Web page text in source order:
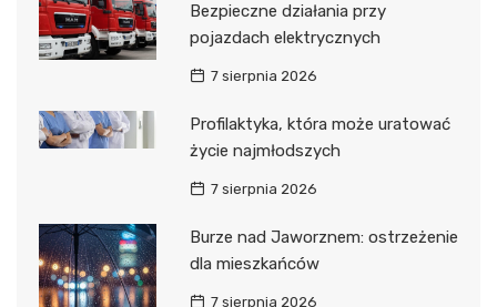
Bezpieczne działania przy
pojazdach elektrycznych
7 sierpnia 2026
Profilaktyka, która może uratować
życie najmłodszych
7 sierpnia 2026
Burze nad Jaworznem: ostrzeżenie
dla mieszkańców
7 sierpnia 2026